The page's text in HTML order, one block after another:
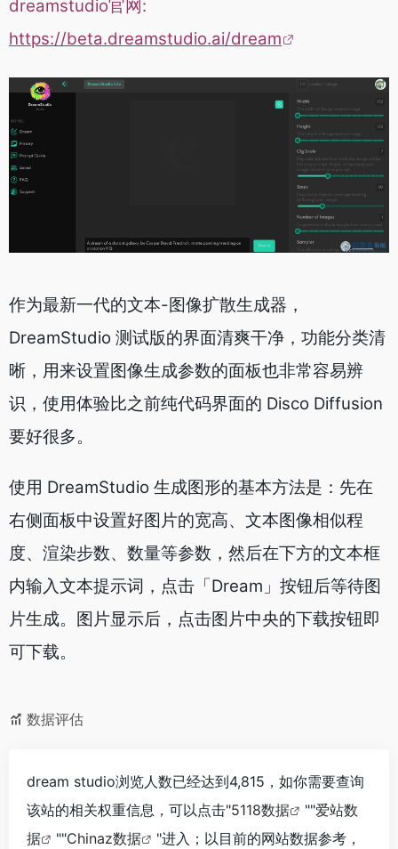
dreamstudio官网:
https://beta.dreamstudio.ai/dream
作为最新一代的文本-图像扩散生成器，
DreamStudio 测试版的界面清爽干净，功能分类清
晰，用来设置图像生成参数的面板也非常容易辨
识，使用体验比之前纯代码界面的 Disco Diffusion
要好很多。
使用 DreamStudio 生成图形的基本方法是：先在
右侧面板中设置好图片的宽高、文本图像相似程
度、渲染步数、数量等参数，然后在下方的文本框
内输入文本提示词，点击「Dream」按钮后等待图
片生成。图片显示后，点击图片中央的下载按钮即
可下载。
数据评估
dream studio浏览人数已经达到4,815，如你需要查询
该站的相关权重信息，可以点击"5118数据 ""爱站数
据
""Chinaz数据
"进入；以目前的网站数据参考，